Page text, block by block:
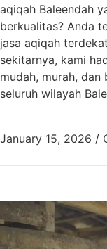
aqiqah Baleendah
berkualitas? Anda
jasa aqiqah
sekitarnya, kami
mudah, murah,
seluruh wilayah
January 15, 2026 /